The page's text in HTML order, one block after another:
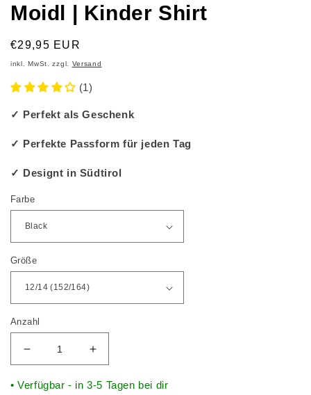
Moidl | Kinder Shirt
€29,95 EUR
inkl. MwSt. zzgl. Versand
(1)
✓ Perfekt als Geschenk
✓ Perfekte Passform für jeden Tag
✓ Designt in Südtirol
Farbe
Größe
Anzahl
• Verfügbar - in 3-5 Tagen bei dir